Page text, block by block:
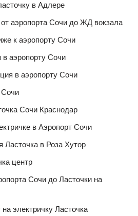
в Адлере
от аэропорта Сочи до ЖД вокзала
к аэропорту Сочи
в аэропорту Сочи
в аэропорту Сочи
Сочи
Сочи Краснодар
в Аэропорт Сочи
Ласточка в Роза Хутор
центр
Сочи до Ласточки на
электричку Ласточка